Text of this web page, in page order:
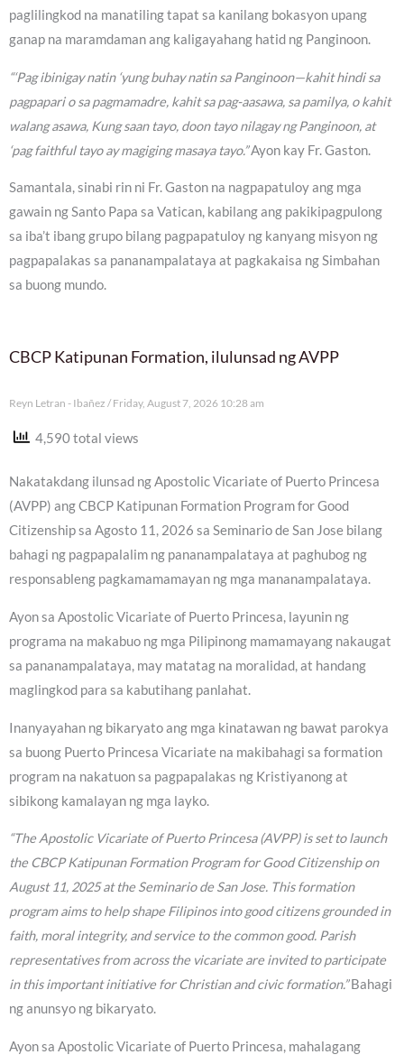
paglilingkod na manatiling tapat sa kanilang bokasyon upang
ganap na maramdaman ang kaligayahang hatid ng Panginoon.
“‘Pag ibinigay natin ‘yung buhay natin sa Panginoon—kahit hindi sa
pagpapari o sa pagmamadre, kahit sa pag-aasawa, sa pamilya, o kahit
walang asawa, Kung saan tayo, doon tayo nilagay ng Panginoon, at
‘pag faithful tayo ay magiging masaya tayo.”Ayon kay Fr. Gaston.
Samantala, sinabi rin ni Fr. Gaston na nagpapatuloy ang mga
gawain ng Santo Papa sa Vatican, kabilang ang pakikipagpulong
sa iba’t ibang grupo bilang pagpapatuloy ng kanyang misyon ng
pagpapalakas sa pananampalataya at pagkakaisa ng Simbahan
sa buong mundo.
CBCP Katipunan Formation, ilulunsad ng AVPP
Reyn Letran - Ibañez Friday, August 7, 2026 10:28 am
4,590 total views
Nakatakdang ilunsad ng Apostolic Vicariate of Puerto Princesa
(AVPP) ang CBCP Katipunan Formation Program for Good
Citizenship sa Agosto 11, 2026 sa Seminario de San Jose bilang
bahagi ng pagpapalalim ng pananampalataya at paghubog ng
responsableng pagkamamamayan ng mga mananampalataya.
Ayon sa Apostolic Vicariate of Puerto Princesa, layunin ng
programa na makabuo ng mga Pilipinong mamamayang nakaugat
sa pananampalataya, may matatag na moralidad, at handang
maglingkod para sa kabutihang panlahat.
Inanyayahan ng bikaryato ang mga kinatawan ng bawat parokya
sa buong Puerto Princesa Vicariate na makibahagi sa formation
program na nakatuon sa pagpapalakas ng Kristiyanong at
sibikong kamalayan ng mga layko.
“The Apostolic Vicariate of Puerto Princesa (AVPP) is set to launch
the CBCP Katipunan Formation Program for Good Citizenship on
August 11, 2025 at the Seminario de San Jose. This formation
program aims to help shape Filipinos into good citizens grounded in
faith, moral integrity, and service to the common good. Parish
representatives from across the vicariate are invited to participate
in this important initiative for Christian and civic formation.”Bahagi
ng anunsyo ng bikaryato.
Ayon sa Apostolic Vicariate of Puerto Princesa, mahalagang